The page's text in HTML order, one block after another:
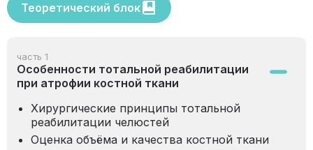
Теоретический блок
часть 1
Особенности тотальной реабилитации
при атрофии костной ткани
Хирургические принципы тотальной
реабилитации челюстей
Оценка объёма и качества костной ткани